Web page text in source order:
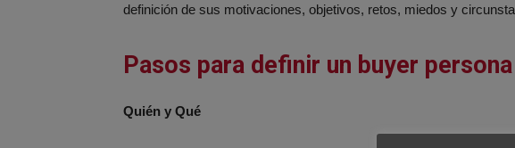
definición de sus motivaciones, objetivos, retos, miedos y
Pasos para definir un buyer persona
Quién y Qué